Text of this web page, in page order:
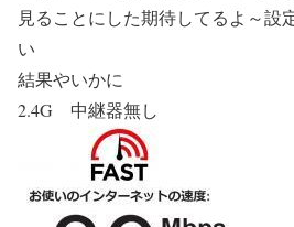
見ることにした期待してるよ～設
い
結果やいかに
2.4G 中継器無し